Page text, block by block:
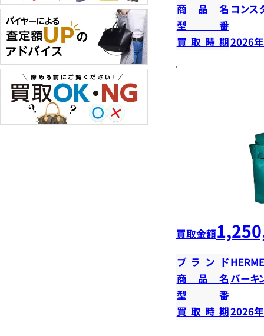
商品名 コンス
型番
買取時期2026
買取金額
ブランド
商品名 バーキ
型番
買取時期2026